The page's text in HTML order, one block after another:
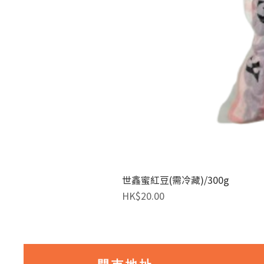
世鑫蜜紅豆(需冷藏)/300g
價格
HK$20.00